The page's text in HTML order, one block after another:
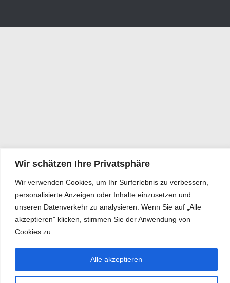
Wir schätzen Ihre Privatsphäre
Wir verwenden Cookies, um Ihr Surferlebnis zu verbessern,
personalisierte Anzeigen oder Inhalte einzusetzen und
unseren Datenverkehr zu analysieren. Wenn Sie auf „Alle
akzeptieren" klicken, stimmen Sie der Anwendung von
Cookies zu.
Alle akzeptieren